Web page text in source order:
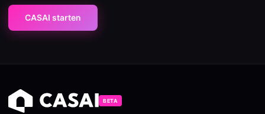
CASAI starten
BETA